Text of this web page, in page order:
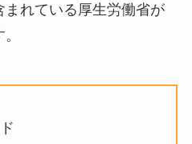
まれている厚生労働省が